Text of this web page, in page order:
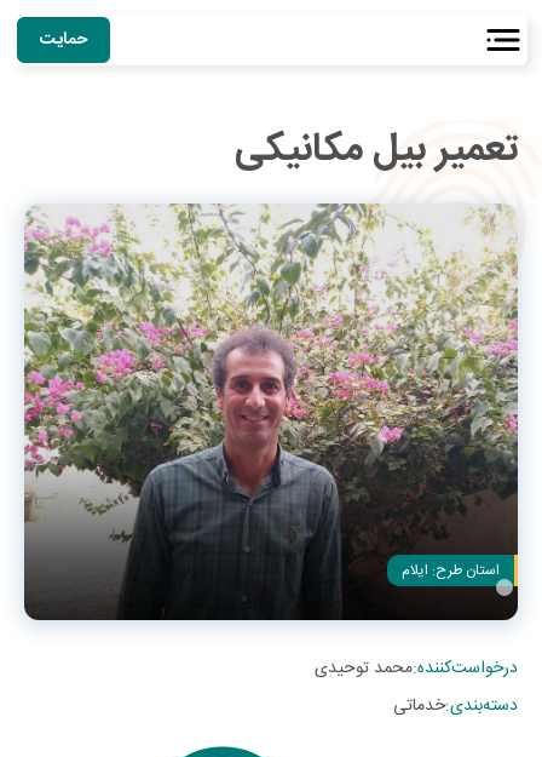
حمایت
تعمیر بیل مکانیکی
استان طرح: ایلام
درخواست‌کننده:محمد توحیدی
دسته‌بندی:خدماتی